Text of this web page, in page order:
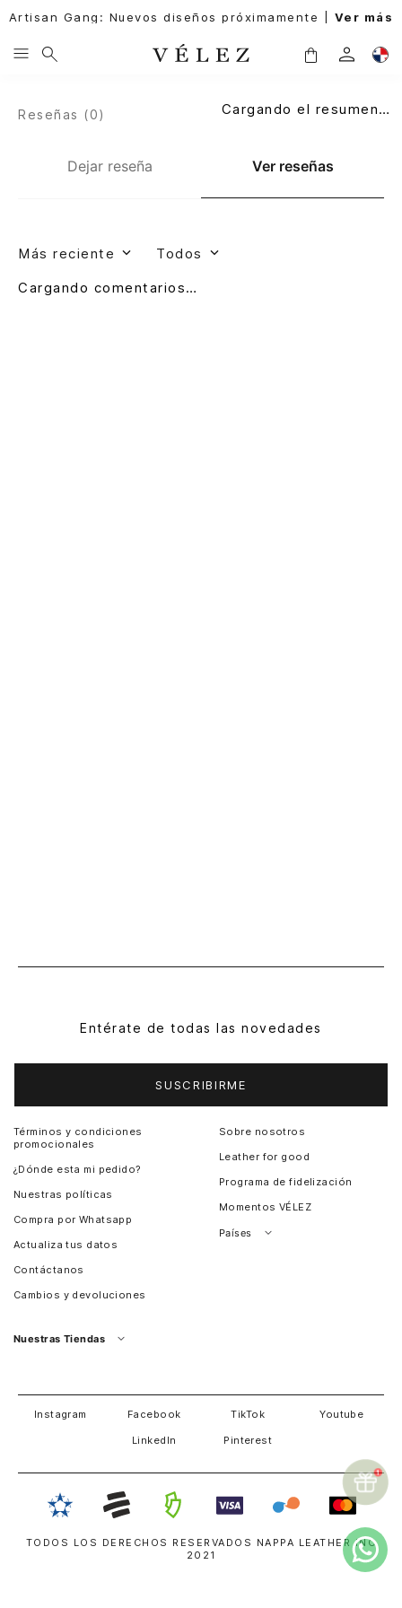
Artisan Gang: Nuevos diseños próximamente | Ver más
Dejar reseña Ver reseñas
Reseñas (0) Cargando el resumen…
Más reciente Todos
Cargando comentarios…
Entérate de todas las novedades
SUSCRIBIRME
Términos y condiciones
promocionales
¿Dónde esta mi pedido?
Nuestras políticas
Compra por Whatsapp
Actualiza tus datos
Contáctanos
Cambios y devoluciones
Sobre nosotros
Leather for good
Programa de fidelización
Momentos VÉLEZ
Países
Costa Rica
Nuestras Tiendas
Instagram
Facebook TikTok Youtube
LinkedIn Pinterest
TODOS LOS DERECHOS RESERVADOS NAPPA LEATHER INC
2021